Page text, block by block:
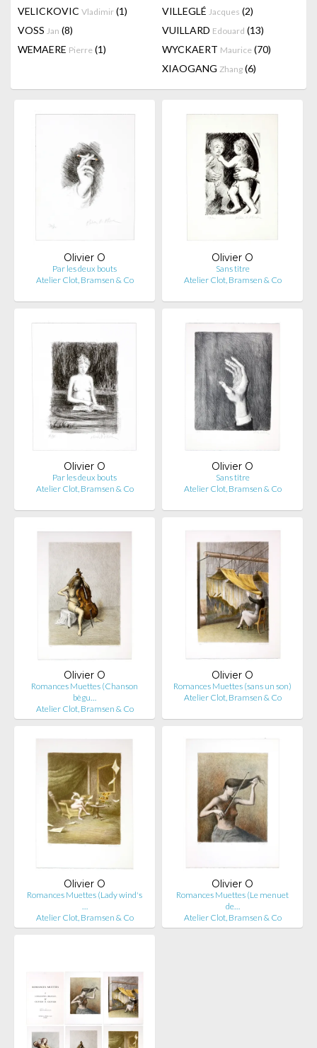
VELICKOVIC Vladimir (1) VILLEGLÉ Jacques (2)
VOSS Jan (8) VUILLARD Edouard (13)
WEMAERE Pierre (1) WYCKAERT Maurice (70)
XIAOGANG Zhang (6)
Olivier O
Par les deux bouts
Atelier Clot, Bramsen & Co
Olivier O
Sans titre
Atelier Clot, Bramsen & Co
Olivier O
Par les deux bouts
Atelier Clot, Bramsen & Co
Olivier O
Sans titre
Atelier Clot, Bramsen & Co
Olivier O
Romances Muettes (Chanson
bègu…
Atelier Clot, Bramsen & Co
Olivier O
Romances Muettes (sans un son)
Atelier Clot, Bramsen & Co
Olivier O
Romances Muettes (Lady wind's
…
Atelier Clot, Bramsen & Co
Olivier O
Romances Muettes (Le menuet
de…
Atelier Clot, Bramsen & Co